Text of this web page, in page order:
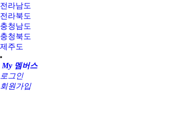
전라남도
전라북도
충청남도
충청북도
제주도
My 멤버스
로그인
회원가입